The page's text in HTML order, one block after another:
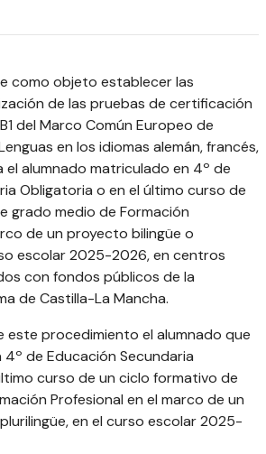
como objeto establecer las
de las pruebas de certificación
del Marco Común Europeo de
en los idiomas alemán, francés,
el alumnado matriculado en 4º de
Obligatoria o en el último curso de
grado medio de Formación
de un proyecto bilingüe o
escolar 2025-2026, en centros
con fondos públicos de la
de Castilla-La Mancha.
este procedimiento el alumnado que
de Educación Secundaria
curso de un ciclo formativo de
Profesional en el marco de un
en el curso escolar 2025-